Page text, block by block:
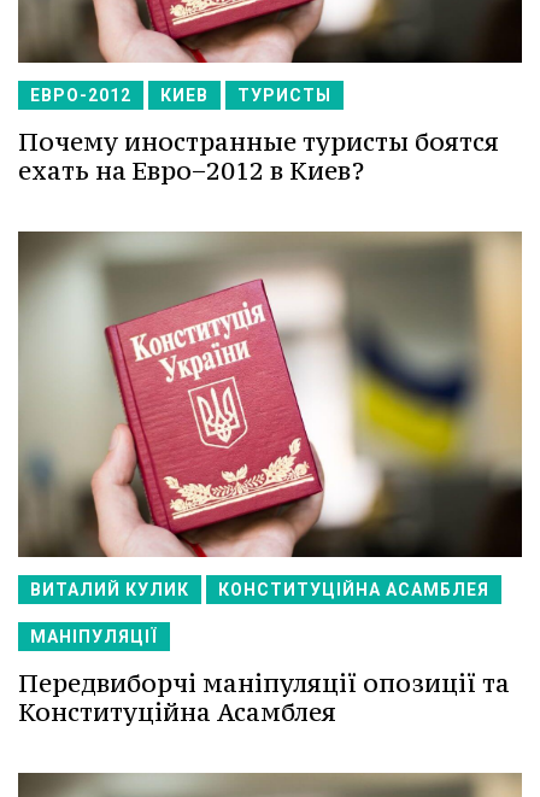
ЕВРО-2012 КИЕВ ТУРИСТЫ
Почему иностранные туристы боятся
ехать на Евро−2012 в Киев?
ВИТАЛИЙ КУЛИК КОНСТИТУЦІЙНА АСАМБЛЕЯ
МАНІПУЛЯЦІЇ
Передвиборчі маніпуляції опозиції та
Конституційна Асамблея